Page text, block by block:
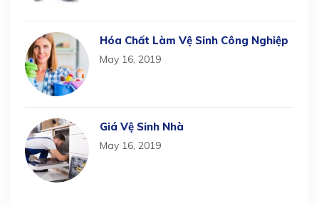
Hóa Chất Làm Vệ Sinh Công Nghiệp
May 16, 2019
Giá Vệ Sinh Nhà
May 16, 2019